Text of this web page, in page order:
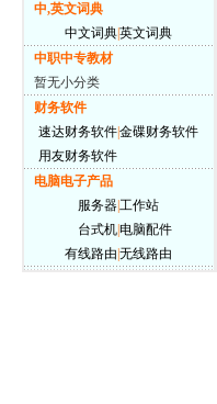
中,英文词典
中文词典|英文词典
中职中专教材
暂无小分类
财务软件
速达财务软件|金碟财务软件
用友财务软件
电脑电子产品
服务器|工作站
台式机|电脑配件
有线路由 无线路由